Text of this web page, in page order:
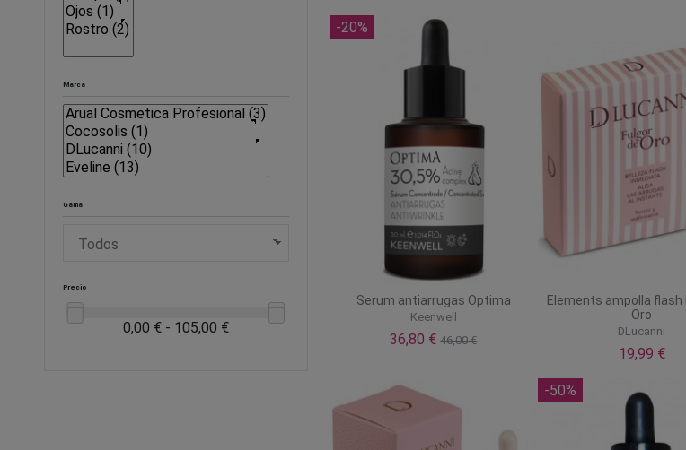
-20%
Serum antiarrugas Optima
Keenwell
36,80 €46,00 €
Elements ampolla flash
Oro
DLucanni
19,99 €
-50%
Marca
Gama
Precio
0,00 € - 105,00 €